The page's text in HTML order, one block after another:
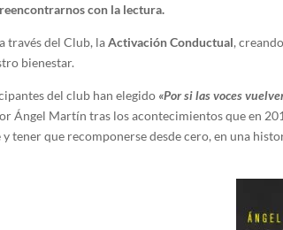
con la lectura.
través del Club, laActivación Conductual,
bienestar.
del club han elegido «Por si las voces
Ángel Martín tras los acontecimientos que en
y tener que recomponerse desde cero, en una